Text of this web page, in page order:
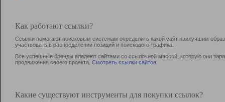
Как работают ссылки?
Ссылки помогают поисковым системам определить какой сайт наилучшим
участвовать в раcпределении позиций и поискового трафика.
Все успешные бренды владеют сайтами со ссылочной массой, которую они
продвижения своего проекта. Смотреть ссылки сайтов
Какие существуют инструменты для покупки ссылок?